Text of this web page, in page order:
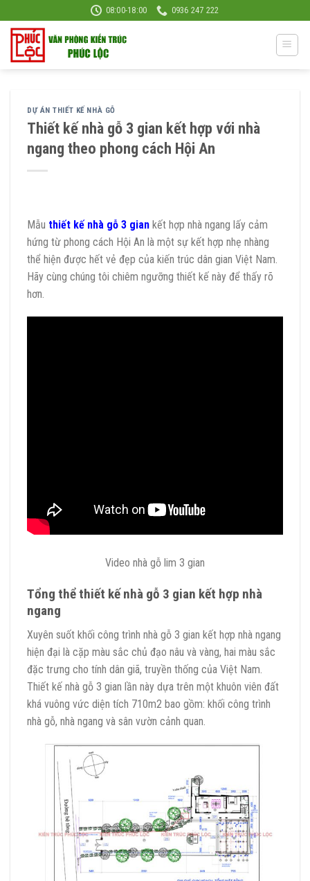
to
content
08:00-18:00 0936 247 222
DỰ ÁN THIẾT KẾ NHÀ GỖ
Thiết kế nhà gỗ 3 gian kết hợp với nhà
ngang theo phong cách Hội An
Mẫu thiết kế nhà gỗ 3 gian kết hợp nhà ngang lấy cảm
hứng từ phong cách Hội An là một sự kết hợp nhẹ nhàng
thể hiện được hết vẻ đẹp của kiến trúc dân gian Việt Nam.
Hãy cùng chúng tôi chiêm ngưỡng thiết kế này để thấy rõ
hơn.
Video nhà gỗ lim 3 gian
Tổng thể thiết kế nhà gỗ 3 gian kết hợp nhà
ngang
Xuyên suốt khối công trình nhà gỗ 3 gian kết hợp nhà ngang
hiện đại là cặp màu sắc chủ đạo nâu và vàng, hai màu sắc
đặc trưng cho tính dân giã, truyền thống của Việt Nam.
Thiết kế nhà gỗ 3 gian lần này dựa trên một khuôn viên đất
khá vuông vức diện tích 710m2 bao gồm: khối công trình
nhà gỗ, nhà ngang và sân vườn cảnh quan.